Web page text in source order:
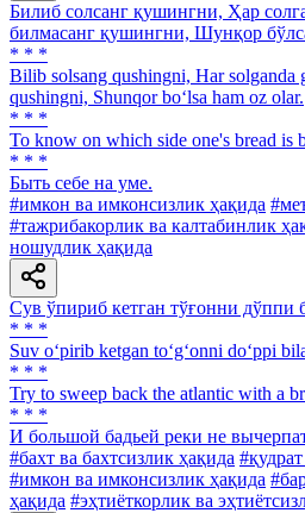
Билиб солсанг қушингни, Ҳар
билмасанг қушингни, Шунқор
* * *
Bilib solsang qushingni, Har solganda
qushingni, Shunqor bo‘lsa ham oz olar.
* * *
To know on which side one's bread is
* * *
Быть себе на уме.
#имкон ва имконсизлик ҳақида
#тажрибакорлик ва калтабинлик
ношудлик ҳақида
Сув ўпириб кетган тўғонни дўппи
* * *
Suv o‘pirib ketgan to‘g‘onni do‘ppi
* * *
Try to sweep back the atlantic with a
* * *
И большой бадьей реки не
#бахт ва бахтсизлик ҳақида
#имкон ва имконсизлик ҳақида
ҳақида #эҳтиёткорлик ва